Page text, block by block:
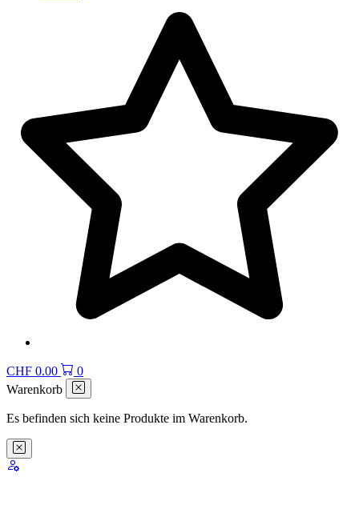
CHF 0.00
0
Warenkorb
Es befinden sich keine Produkte im Warenkorb.